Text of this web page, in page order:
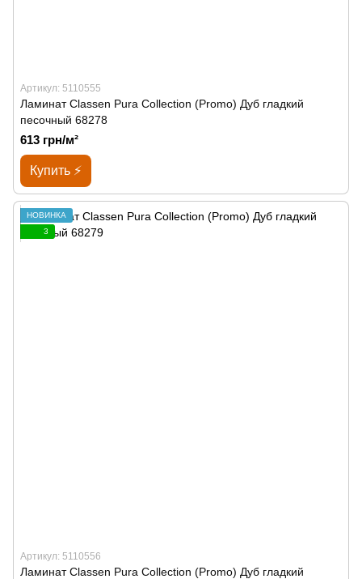
Артикул: 5110555
Ламинат Classen Pura Collection (Promo) Дуб гладкий
песочный 68278
613 грн/м²
Купить ⚡
НОВИНКА
3
Артикул: 5110556
Ламинат Classen Pura Collection (Promo) Дуб гладкий